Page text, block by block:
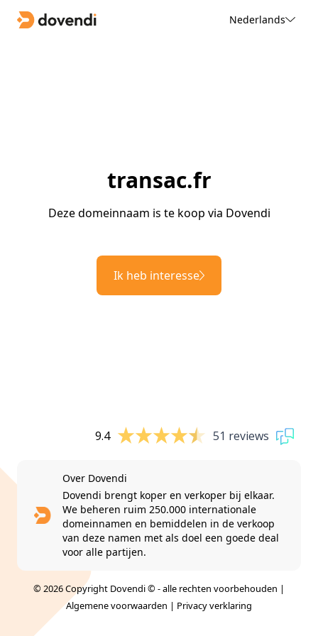
Nederlands
transac.fr
Deze domeinnaam is te koop via Dovendi
Ik heb interesse
9.4 51 reviews
Over Dovendi
Dovendi brengt koper en verkoper bij elkaar.
We beheren ruim 250.000 internationale
domeinnamen en bemiddelen in de verkoop
van deze namen met als doel een goede deal
voor alle partijen.
© 2026 Copyright Dovendi © - alle rechten voorbehouden |
Algemene voorwaarden | Privacy verklaring